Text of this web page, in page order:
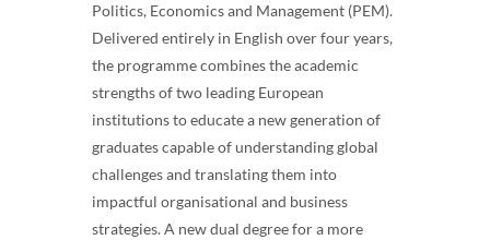
Politics, Economics and Management (PEM).
Delivered entirely in English over four years,
the programme combines the academic
strengths of two leading European
institutions to educate a new generation of
graduates capable of understanding global
challenges and translating them into
impactful organisational and business
strategies. A new dual degree for a more